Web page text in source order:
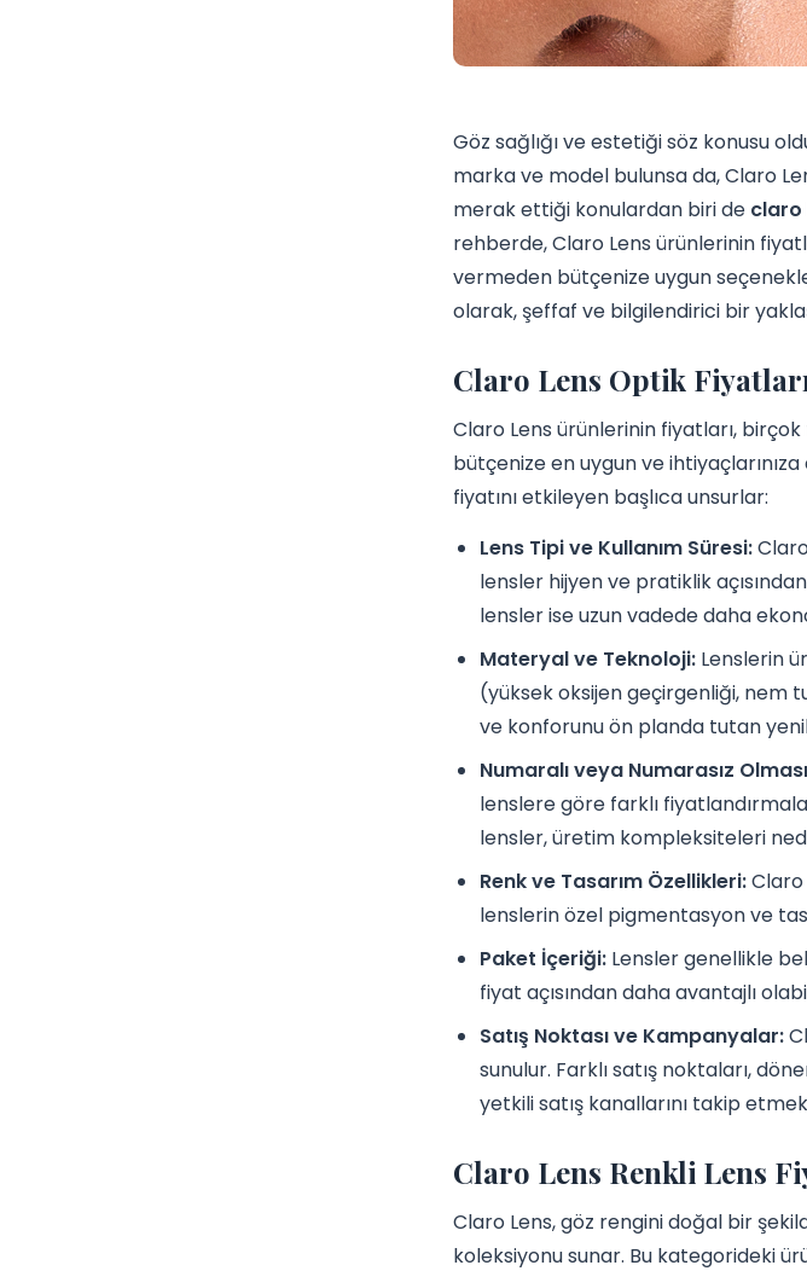
Göz sağlığı ve estetiği söz konusu
marka ve model bulunsa da, Claro
merak ettiği konulardan biri de
rehberde, Claro Lens ürünlerinin
vermeden bütçenize uygun
olarak, şeffaf ve bilgilendirici bir
Claro Lens Optik
Claro Lens ürünlerinin fiyatları,
bütçenize en uygun ve
fiyatını etkileyen başlıca unsurlar:
Lens Tipi ve Kullanım Süresi:
lensler hijyen ve pratiklik
lensler ise uzun vadede daha
Materyal ve Teknoloji: Lenslerin
(yüksek oksijen geçirgenliği, nem
ve konforunu ön planda tutan
Numaralı veya Numarasız
lenslere göre farklı
lensler, üretim kompleksiteleri
Renk ve Tasarım Özellikleri:Claro
lenslerin özel pigmentasyon ve
Paket İçeriği: Lensler genellikle
fiyat açısından daha avantajlı
Satış Noktası ve Kampanyalar:
sunulur. Farklı satış noktaları,
yetkili satış kanallarını takip
Claro Lens Renkli Lens
Claro Lens, göz rengini doğal bir
koleksiyonu sunar. Bu kategorideki